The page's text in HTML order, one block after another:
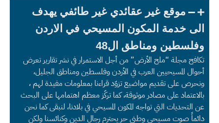
موقع غير عقائدي غير طائفي يهدف
الى خدمة المكون المسيحي في الاردن
وفلسطين ومناطق ال48
تكافح مجلة “ملح الأرض” من أجل الاستمرار في نشر تقارير تعرض
أحوال المسيحيين العرب في الأردن وفلسطين ومناطق الجليل،
ونحرص على تقديم مواضيع تزوّد قراءنا بمعلومات مفيدة لهم ،
بالاعتماد على مصادر موثوقة، كما تركّز معظم اهتمامها على البحث
عن التحديات التي تواجه المكون المسيحي في بلادنا، لنبقى كما نحن
دائماً صوت مسيحي وطني حر يحترم رجال الدين وكنائسنا ولكن